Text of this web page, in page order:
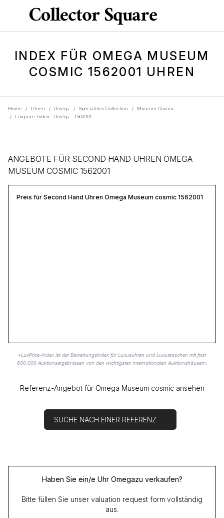
INDEX FÜR OMEGA MUSEUM
COSMIC 1562001 UHREN
Home / Uhren / Omega / Specialities Collection /
Museum Cosmic
/
Luxprice-Index : Omega - 1562001
ANGEBOTE FÜR SECOND HAND UHREN OMEGA
MUSEUM COSMIC 1562001
Preis für Second Hand Uhren Omega Museum cosmic 1562001
*LuxPrice-Index ist der Bewertungsindex für Luxusuhren und Luxustaschen mit fast
600.000 Auktionsergebnissen von den wichtigsten internationalen Auktionshäusern.
Referenz-Angebot für Omega Museum cosmic ansehen
SUCHE NACH EINER REFERENZ
Haben Sie ein/e Uhr Omegazu verkaufen?
Bitte füllen Sie unser valuation request form vollständig
aus.